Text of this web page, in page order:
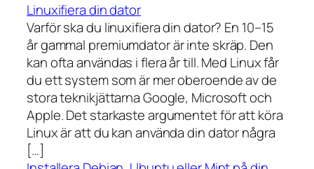
Linuxifiera din dator
Varför ska du linuxifiera din dator? En 10–15
år gammal premiumdator är inte skräp. Den
kan ofta användas i flera år till. Med Linux får
du ett system som är mer oberoende av de
stora teknikjättarna Google, Microsoft och
Apple. Det starkaste argumentet för att köra
Linux är att du kan använda din dator några
[…]